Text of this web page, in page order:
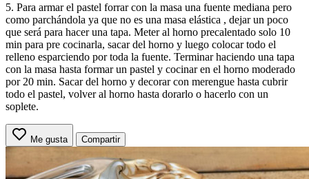
5. Para armar el pastel forrar con la masa una fuente mediana pero
como parchándola ya que no es una masa elástica , dejar un poco
que será para hacer una tapa. Meter al horno precalentado solo 10
min para pre cocinarla, sacar del horno y luego colocar todo el
relleno esparciendo por toda la fuente. Terminar haciendo una tapa
con la masa hasta formar un pastel y cocinar en el horno moderado
por 20 min. Sacar del horno y decorar con merengue hasta cubrir
todo el pastel, volver al horno hasta dorarlo o hacerlo con un
soplete.
Me gusta Compartir